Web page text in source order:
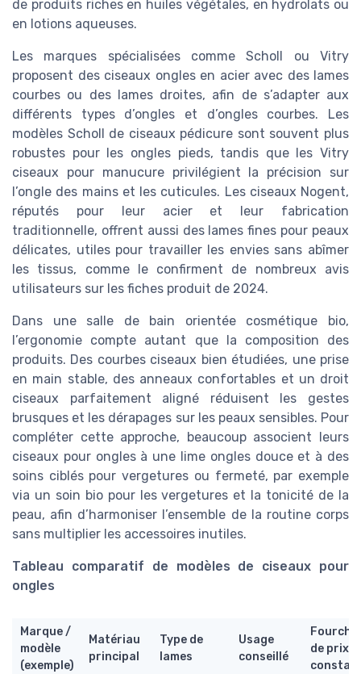
de produits riches en huiles végétales, en hydrolats ou
en lotions aqueuses.
Les marques spécialisées comme Scholl ou Vitry
proposent des ciseaux ongles en acier avec des lames
courbes ou des lames droites, afin de s’adapter aux
différents types d’ongles et d’ongles courbes. Les
modèles Scholl de ciseaux pédicure sont souvent plus
robustes pour les ongles pieds, tandis que les Vitry
ciseaux pour manucure privilégient la précision sur
l’ongle des mains et les cuticules. Les ciseaux Nogent,
réputés pour leur acier et leur fabrication
traditionnelle, offrent aussi des lames fines pour peaux
délicates, utiles pour travailler les envies sans abîmer
les tissus, comme le confirment de nombreux avis
utilisateurs sur les fiches produit de 2024.
Dans une salle de bain orientée cosmétique bio,
l’ergonomie compte autant que la composition des
produits. Des courbes ciseaux bien étudiées, une prise
en main stable, des anneaux confortables et un droit
ciseaux parfaitement aligné réduisent les gestes
brusques et les dérapages sur les peaux sensibles. Pour
compléter cette approche, beaucoup associent leurs
ciseaux pour ongles à une lime ongles douce et à des
soins ciblés pour vergetures ou fermeté, par exemple
via un soin bio pour les vergetures et la tonicité de la
peau, afin d’harmoniser l’ensemble de la routine corps
sans multiplier les accessoires inutiles.
Tableau comparatif de modèles de ciseaux pour
ongles
Marque /
modèle
(exemple)
Matériau
principal
Type de
lames
Usage
conseillé
de prix